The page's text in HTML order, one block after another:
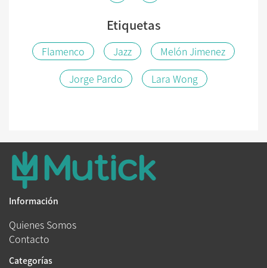
Etiquetas
Flamenco Jazz
Melón Jimenez
Jorge Pardo
Lara Wong
Información
Quienes Somos
Contacto
Categorías